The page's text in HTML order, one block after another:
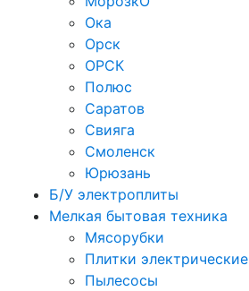
Ока
Орск
ОРСК
Полюс
Саратов
Свияга
Смоленск
Юрюзань
Б/У электроплиты
Мелкая бытовая техника
Мясорубки
Плитки электрические
Пылесосы